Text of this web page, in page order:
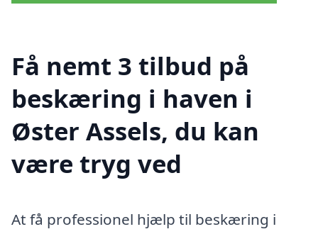
Få nemt 3 tilbud på
beskæring i haven i
Øster Assels, du kan
være tryg ved
At få professionel hjælp til beskæring i